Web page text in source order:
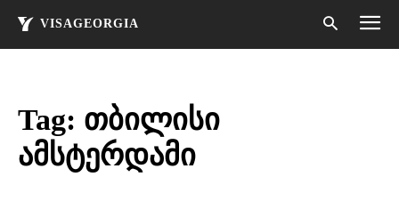
VISAGEORGIA
Tag: თბილისი
ამსტერდამი